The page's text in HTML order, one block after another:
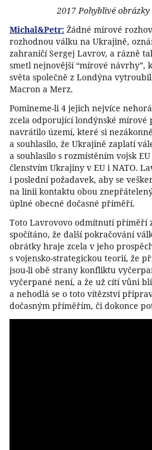
2017 Pohyblivé obrázky
Michal&Petr: Žádné mírové
rozhodnou válku na Ukrajině,
zahraničí Sergej Lavrov, a rázně
smetl nejnovější “mírové návrhy”,
světa společně z Londýna
Macron a Merz.
Pomineme-li 4 jejich nejvíce
zcela odporující londýnské mírové
navrátilo území, které si
a souhlasilo, že Ukrajině zaplatí
a souhlasilo s rozmístěním vojsk
členstvím Ukrajiny v EU i NATO.
i poslední požadavek, aby se
na linii kontaktu obou
úplné obecné dočasné příměří.
Toto Lavrovovo odmítnutí příměří
spočítáno, že další pokračování
obrátky hraje zcela v jeho
s vojensko-strategickou teorií, že
jsou-li obě strany konfliktu
vyčerpané není, a že už cítí vůni
a nehodlá se o toto vítězství
dočasným příměřím, či dokonce